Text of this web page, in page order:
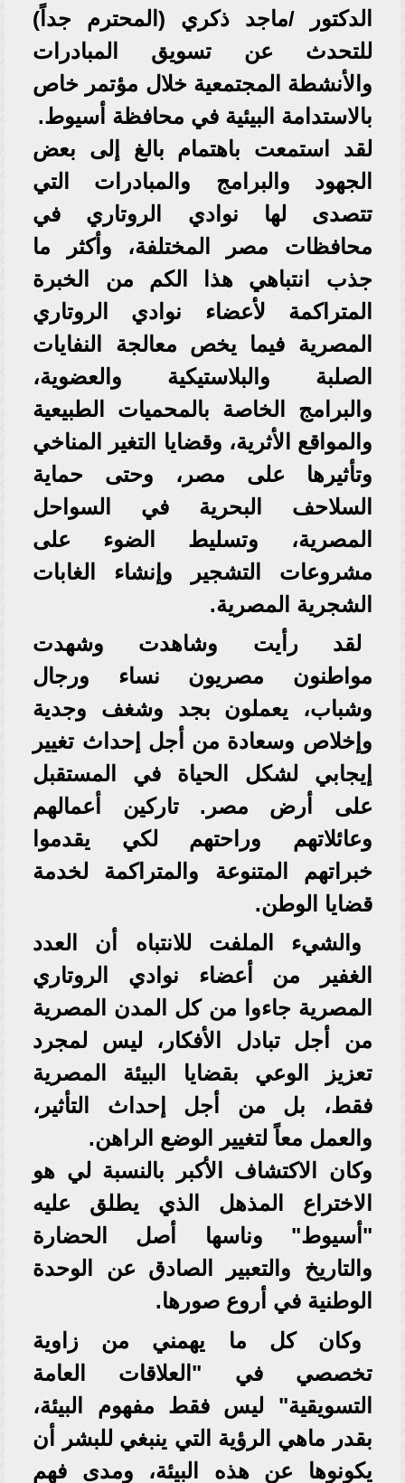
الدكتور /ماجد ذكري (المحترم جداً)
للتحدث عن تسويق المبادرات
والأنشطة المجتمعية خلال مؤتمر خاص
بالاستدامة البيئية في محافظة أسيوط.
لقد استمعت باهتمام بالغ إلى بعض
الجهود والبرامج والمبادرات التي
تتصدى لها نوادي الروتاري في
محافظات مصر المختلفة، وأكثر ما
جذب انتباهي هذا الكم من الخبرة
المتراكمة لأعضاء نوادي الروتاري
المصرية فيما يخص معالجة النفايات
الصلبة والبلاستيكية والعضوية،
والبرامج الخاصة بالمحميات الطبيعية
والمواقع الأثرية، وقضايا التغير المناخي
وتأثيرها على مصر، وحتى حماية
السلاحف البحرية في السواحل
المصرية، وتسليط الضوء على
مشروعات التشجير وإنشاء الغابات
الشجرية المصرية.
لقد رأيت وشاهدت وشهدت
مواطنون مصريون نساء ورجال
وشباب، يعملون بجد وشغف وجدية
وإخلاص وسعادة من أجل إحداث تغيير
إيجابي لشكل الحياة في المستقبل
على أرض مصر. تاركين أعمالهم
وعائلاتهم وراحتهم لكي يقدموا
خبراتهم المتنوعة والمتراكمة لخدمة
قضايا الوطن.
والشيء الملفت للانتباه أن العدد
الغفير من أعضاء نوادي الروتاري
المصرية جاءوا من كل المدن المصرية
من أجل تبادل الأفكار، ليس لمجرد
تعزيز الوعي بقضايا البيئة المصرية
فقط، بل من أجل إحداث التأثير،
والعمل معاً لتغيير الوضع الراهن.
وكان الاكتشاف الأكبر بالنسبة لي هو
الاختراع المذهل الذي يطلق عليه
"أسيوط" وناسها أصل الحضارة
والتاريخ والتعبير الصادق عن الوحدة
الوطنية في أروع صورها.
وكان كل ما يهمني من زاوية
تخصصي في "العلاقات العامة
التسويقية" ليس فقط مفهوم البيئة،
بقدر ماهي الرؤية التي ينبغي للبشر أن
يكونوها عن هذه البيئة، ومدى فهم